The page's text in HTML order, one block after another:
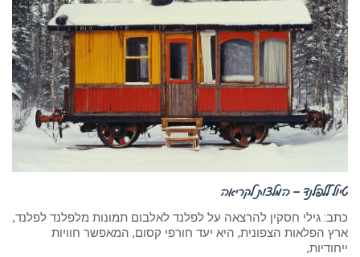
טיול ללפלנד – המלצות לקריאה
כתב: גילי חסקין להרצאה על לפלנד לאלבום תמונות מלפלנד לפלנד,
ארץ הפלאות הצפונית, היא יעד חורפי קסום, המאפשר חוויות
ייחודיות,